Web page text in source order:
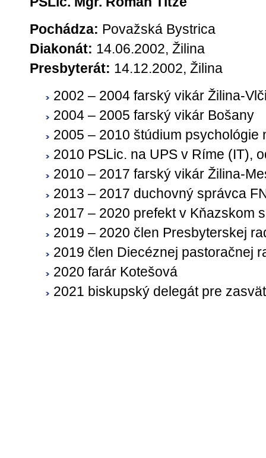
Pochádza: Považská Bystrica
Diakonát: 14.06.2002, Žilina
Presbyterát: 14.12.2002, Žilina
2002 – 2004 farský vikár Žilina-
2004 – 2005 farský vikár Bošany
2005 – 2010 štúdium psychológie
2010 PSLic. na UPS v Ríme (IT),
2010 – 2017 farský vikár Žilina-
2013 – 2017 duchovný správca
2017 – 2020 prefekt v Kňazskom
2019 – 2020 člen Presbyterskej
2019 člen Diecéznej pastoračnej
2020 farár Kotešová
2021 biskupský delegát pre